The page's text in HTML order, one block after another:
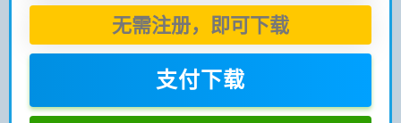
无需注册，即可下载
支付下载